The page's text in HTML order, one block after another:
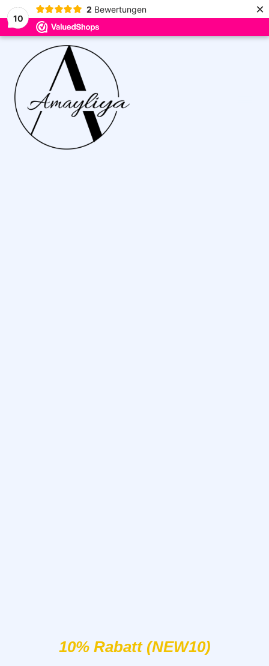
10
2 Bewertungen ×
10% Rabatt (NEW10)